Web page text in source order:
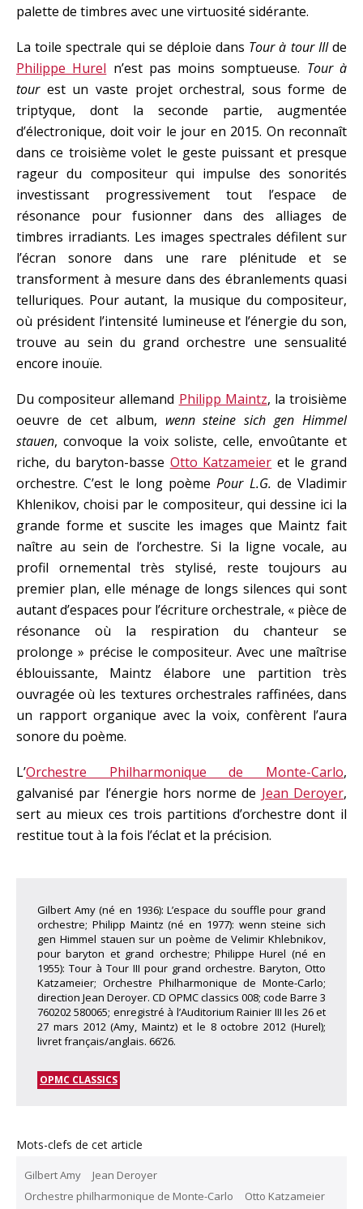
palette de timbres avec une virtuosité sidérante.
La toile spectrale qui se déploie dans Tour à tour IIIde
Philippe Hurel n’est pas moins somptueuse. Tour à
tourest un vaste projet orchestral, sous forme de
triptyque, dont la seconde partie, augmentée
d’électronique, doit voir le jour en 2015. On reconnaît
dans ce troisième volet le geste puissant et presque
rageur du compositeur qui impulse des sonorités
investissant progressivement tout l’espace de
résonance pour fusionner dans des alliages de
timbres irradiants. Les images spectrales défilent sur
l’écran sonore dans une rare plénitude et se
transforment à mesure dans des ébranlements quasi
telluriques. Pour autant, la musique du compositeur,
où président l’intensité lumineuse et l’énergie du son,
trouve au sein du grand orchestre une sensualité
encore inouïe.
Du compositeur allemand Philipp Maintz, la troisième
oeuvre de cet album, wenn steine sich gen Himmel
stauen, convoque la voix soliste, celle, envoûtante et
riche, du baryton-basse Otto Katzameier et le grand
orchestre. C’est le long poèmePour L.G. de Vladimir
Khlenikov, choisi par le compositeur, qui dessine ici la
grande forme et suscite les images que Maintz fait
naître au sein de l’orchestre. Si la ligne vocale, au
profil ornemental très stylisé, reste toujours au
premier plan, elle ménage de longs silences qui sont
autant d’espaces pour l’écriture orchestrale, « pièce de
résonance où la respiration du chanteur se
prolonge » précise le compositeur. Avec une maîtrise
éblouissante, Maintz élabore une partition très
ouvragée où les textures orchestrales raffinées, dans
un rapport organique avec la voix, confèrent l’aura
sonore du poème.
L’Orchestre Philharmonique de Monte-Carlo,
galvanisé par l’énergie hors norme de Jean Deroyer,
sert au mieux ces trois partitions d’orchestre dont il
restitue tout à la fois l’éclat et la précision.
Gilbert Amy (né en 1936): L’espace du souffle pour grand
orchestre; Philipp Maintz (né en 1977): wenn steine sich
gen Himmel stauen sur un poème de Velimir Khlebnikov,
pour baryton et grand orchestre; Philippe Hurel (né en
1955): Tour à Tour III pour grand orchestre. Baryton, Otto
Katzameier; Orchestre Philharmonique de Monte-Carlo;
direction Jean Deroyer. CD OPMC classics 008; code Barre 3
760202 580065; enregistré à l’Auditorium Rainier III les 26 et
27 mars 2012 (Amy, Maintz) et le 8 octobre 2012 (Hurel);
livret français/anglais. 66’26.
OPMC CLASSICS
Mots-clefs de cet article
Gilbert Amy
Jean Deroyer
Orchestre philharmonique de Monte-Carlo
Otto Katzameier